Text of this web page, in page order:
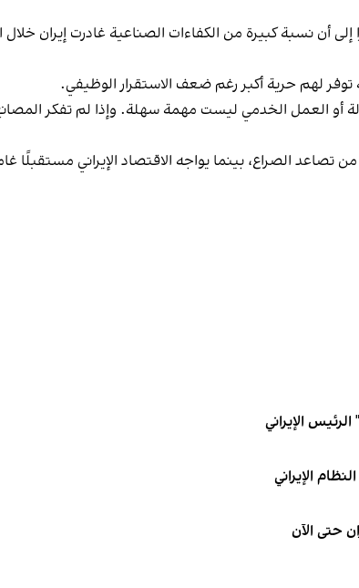
أن نسبة كبيرة من الكفاءات الصناعية غادرت إيران
لهم حرية أكبر رغم ضعف الاستقرار الوظيفي.
أو العمل الخدمي ليست مهمة سهلة. وإذا لم تفكر
الصراع، بينما يواجه الاقتصاد الإيراني
الإيراني
الإيراني
حتى الآن